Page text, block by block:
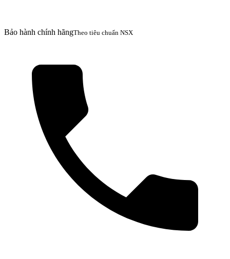
Bảo hành chính hãngTheo tiêu chuẩn NSX